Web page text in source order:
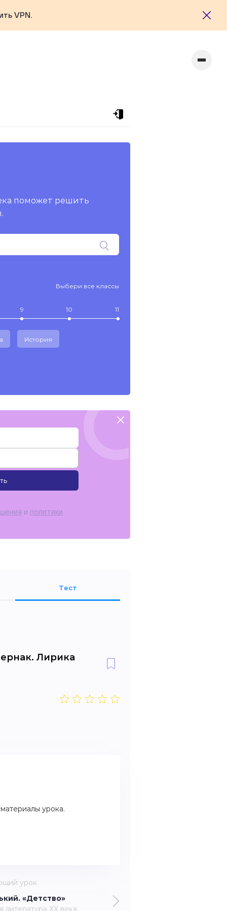
VPN.
поможет решить
Выбери все классы
9 10 11
История
и политики
Тест
Лирика
урока.
урок
«Детство»
литература XX века